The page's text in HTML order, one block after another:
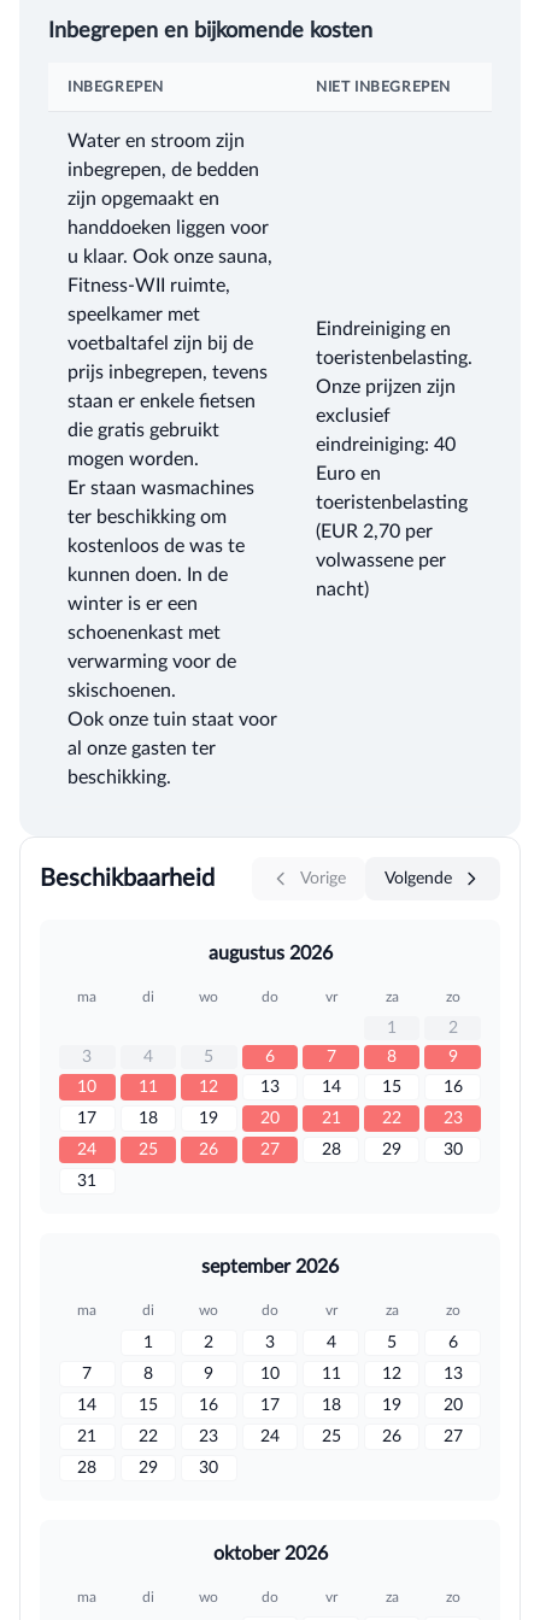
Inbegrepen en bijkomende kosten
INBEGREPEN NIET INBEGREPEN
Water en stroom zijn
inbegrepen, de bedden
zijn opgemaakt en
handdoeken liggen voor
u klaar. Ook onze sauna,
Fitness-WII ruimte,
speelkamer met
voetbaltafel zijn bij de
prijs inbegrepen, tevens
staan er enkele fietsen
die gratis gebruikt
mogen worden.
Er staan wasmachines
ter beschikking om
kostenloos de was te
kunnen doen. In de
winter is er een
schoenenkast met
verwarming voor de
skischoenen.
Ook onze tuin staat voor
al onze gasten ter
beschikking.
Eindreiniging en
toeristenbelasting.
Onze prijzen zijn
exclusief
eindreiniging: 40
Euro en
toeristenbelasting
(EUR 2,70 per
volwassene per
nacht)
Beschikbaarheid Vorige Volgende
augustus 2026
ma di wo do vr za zo
1
2
3
4 5 6 7 8
9
10
11 12 13 14 15
16
17
18 19 20 21 22
23
24
25 26 27 28 29
30
31
september 2026
ma di wo do vr za zo
1 2 3 4 5
6
7
8 9 10 11 12
13
14
15 16 17 18 19
20
21
22 23 24 25 26
27
28
29 30
oktober 2026
ma di wo do vr za zo